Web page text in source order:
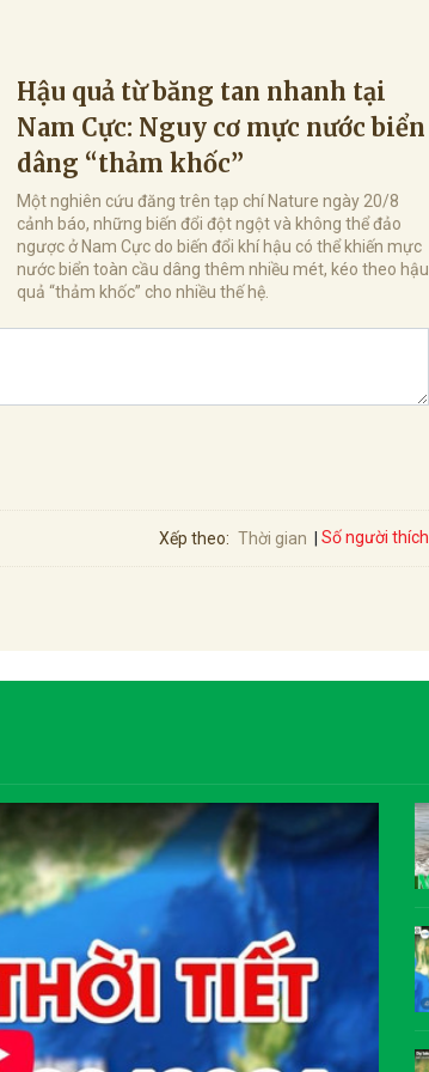
Hậu quả từ băng tan nhanh tại
Nam Cực: Nguy cơ mực nước biển
dâng “thảm khốc”
Một nghiên cứu đăng trên tạp chí Nature ngày 20/8
cảnh báo, những biến đổi đột ngột và không thể đảo
ngược ở Nam Cực do biến đổi khí hậu có thể khiến mực
nước biển toàn cầu dâng thêm nhiều mét, kéo theo hậu
quả “thảm khốc” cho nhiều thế hệ.
Xếp theo: Thời gian Số người thích